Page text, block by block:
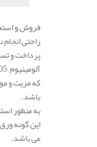
راحتی
پرداخت و
که مزیت و
باشد.
این گونه
می باشد.